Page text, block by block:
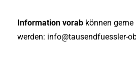
Information vorab können
werden: info@tausendfuessler-